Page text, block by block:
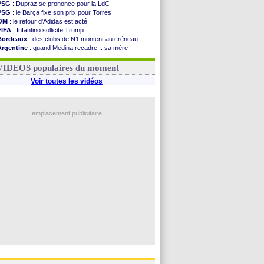
: Dupraz se prononce pour la LdC
: le Barça fixe son prix pour Torres
: le retour d'Adidas est acté
: Infantino sollicite Trump
: des clubs de N1 montent au créneau
: quand Medina recadre... sa mère
: le club prêt à libérer Kondogbia ?
populaires du moment
Voir toutes les vidéos
emplacement publicitaire